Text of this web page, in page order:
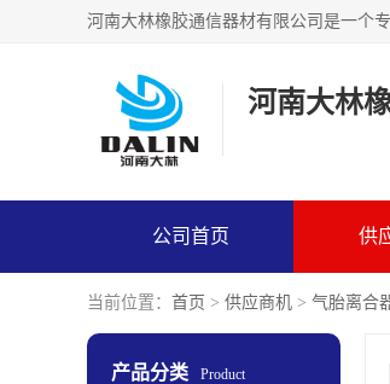
河南大林
公司首页 供
当前位置： 首页 > 供应商机 > 气胎离合
产品分类 Product